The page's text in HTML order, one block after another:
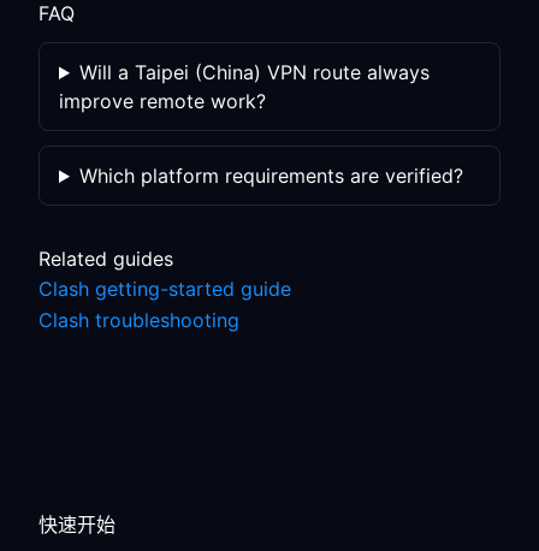
FAQ
Will a Taipei (China) VPN route always
improve remote work?
Which platform requirements are verified?
Related guides
Clash getting-started guide
Clash troubleshooting
快速开始